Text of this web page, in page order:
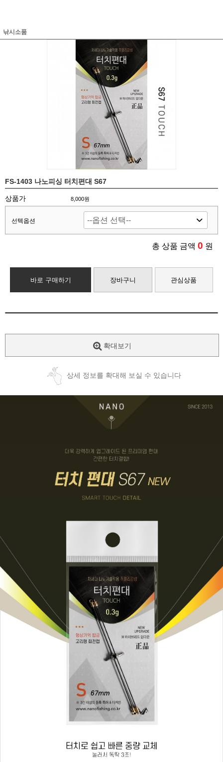
낚시소품
FS-1403 나노피싱 터치편대 S67
상품가 8,000원
선텍옵션
총 상품 금액 0 원
바로 구매하기 장바구니 관심상품
확대보기
상세 정보를 확대해 보실 수 있습니다